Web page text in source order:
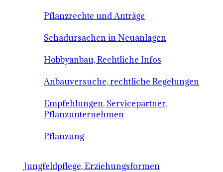
Pflanzrechte und Anträge
Schadursachen in Neuanlagen
Hobbyanbau, Rechtliche Infos
Anbauversuche, rechtliche Regelungen
Empfehlungen, Servicepartner,
Pflanzunternehmen
Pflanzung
Jungfeldpflege, Erziehungsformen